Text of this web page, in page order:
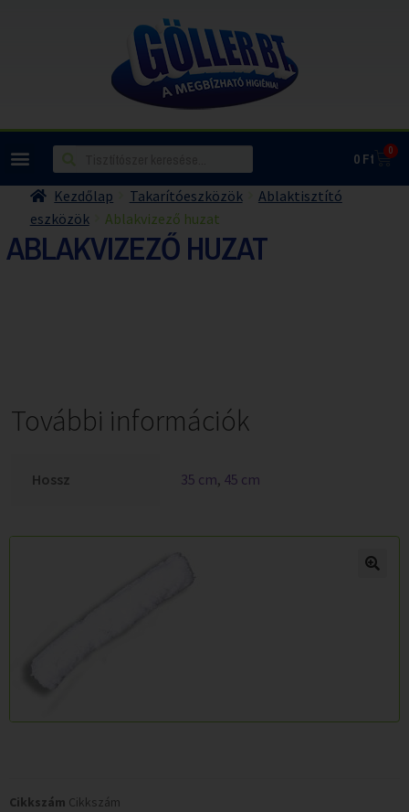
0Ft 0
Kezdőlap Takarítóeszközök
Ablaktisztító
eszközök
Ablakvizező huzat
ABLAKVIZEZŐ HUZAT
További információk
Hossz 35 cm 45 cm
Cikkszám Cikkszám